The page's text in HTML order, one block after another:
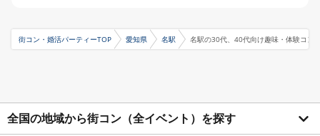
街コン・婚活パーティーTOP 愛知県 名駅 名駅の30代、40代向け趣味・体験コン
全国の地域から街コン（全イベント）を探す